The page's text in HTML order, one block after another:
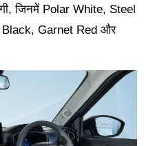
जिनमें Polar White, Steel
Garnet Red और